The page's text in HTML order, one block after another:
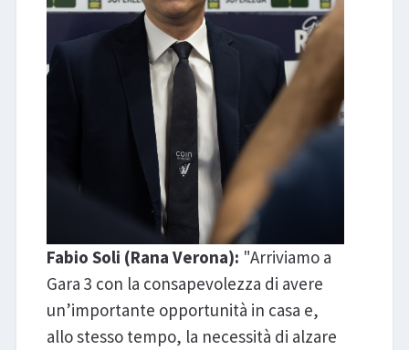
Fabio Soli (Rana Verona): "Arriviamo a
Gara 3 con la consapevolezza di avere
un’importante opportunità in casa e,
allo stesso tempo, la necessità di alzare